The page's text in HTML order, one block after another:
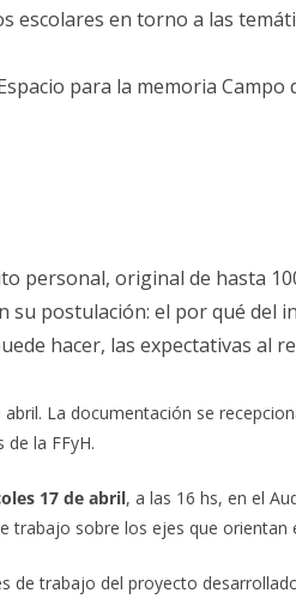
escolares en torno a las
para la memoria Campo
personal, original de hasta
su postulación: el por qué del
hacer, las expectativas al
La documentación se
de la FFyH.
17 de abril, a las 16 hs, en el
trabajo sobre los ejes que orientan
de trabajo del proyecto